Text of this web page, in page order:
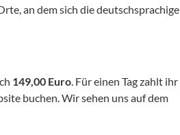
an dem sich die deutschsprachige
149,00 Euro. Für einen Tag zahlt ihr
buchen. Wir sehen uns auf dem